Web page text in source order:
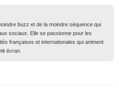
buzz et de la moindre séquence qui
sociaux. Elle se passionne pour les
françaises et internationales qui animent
écran.